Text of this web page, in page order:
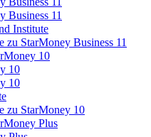
Business 11
Institute
StarMoney Business 11
10
10
10
zu StarMoney 10
Plus